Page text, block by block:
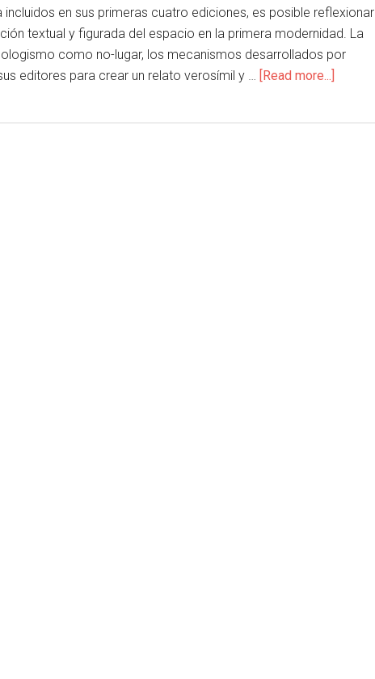
incluidos en sus primeras cuatro ediciones, es posible reflexionar
textual y figurada del espacio en la primera modernidad. La
como no-lugar, los mecanismos desarrollados por
editores para crear un relato verosímil y … [Read more...]